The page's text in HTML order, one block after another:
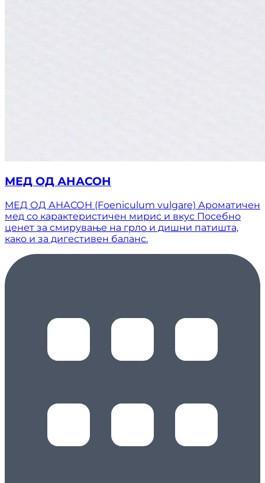
МЕД ОД АНАСОН
МЕД ОД АНАСОН (Foeniculum vulgare) Ароматичен
мед со карактеристичен мирис и вкус Посебно
ценет за смирување на грло и дишни патишта,
како и за дигестивен баланс.